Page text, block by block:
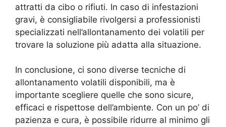
attratti da cibo o rifiuti. In caso di infestazioni
gravi, è consigliabile rivolgersi a professionisti
specializzati nell’allontanamento dei volatili per
trovare la soluzione più adatta alla situazione.
In conclusione, ci sono diverse tecniche di
allontanamento volatili disponibili, ma è
importante scegliere quelle che sono sicure,
efficaci e rispettose dell’ambiente. Con un po’ di
pazienza e cura, è possibile ridurre al minimo gli